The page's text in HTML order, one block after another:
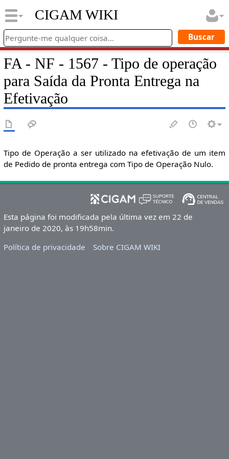
CIGAM WIKI
FA - NF - 1567 - Tipo de operação
para Saída da Pronta Entrega na
Efetivação
Tipo de Operação a ser utilizado na efetivação de um item
de Pedido de pronta entrega com Tipo de Operação Nulo.
Esta página foi modificada pela última vez em 22 de
janeiro de 2020, às 19h58min.
Política de privacidade
Sobre CIGAM WIKI